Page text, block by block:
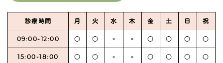
診療時間 月 火 水 木 金 土 日 祝
09:00-12:00 ○ ○ × × ○ ○ ○ ○
15:00-18:00 ○ ○ × × ○ ○ ○ ○